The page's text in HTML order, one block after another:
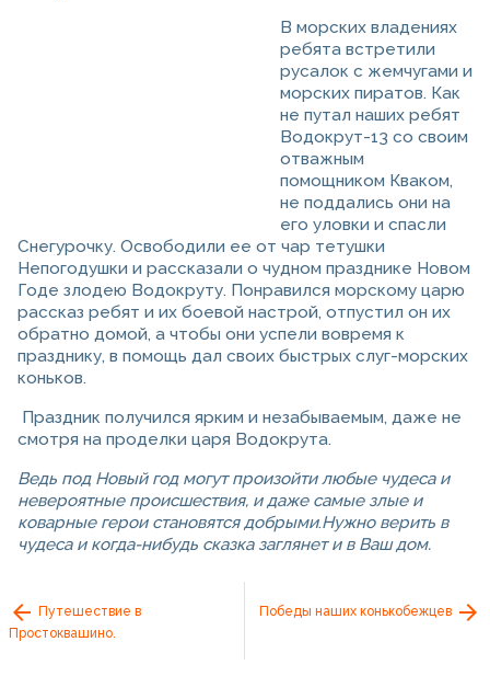
В морских владениях
ребята встретили
русалок с жемчугами и
морских пиратов. Как
не путал наших ребят
Водокрут-13 со своим
отважным
помощником Кваком,
не поддались они на
его уловки и спасли
Снегурочку. Освободили ее от чар тетушки
Непогодушки и рассказали о чудном празднике Новом
Годе злодею Водокруту. Понравился морскому царю
рассказ ребят и их боевой настрой, отпустил он их
обратно домой, а чтобы они успели вовремя к
празднику, в помощь дал своих быстрых слуг-морских
коньков.
Праздник получился ярким и незабываемым, даже не
смотря на проделки царя Водокрута.
Ведь под Новый год могут произойти любые чудеса и
невероятные происшествия, и даже самые злые и
коварные герои становятся добрыми.Нужно верить в
чудеса и когда-нибудь сказка заглянет и в Ваш дом.
Путешествие в
Простоквашино.
Победы наших конькобежцев